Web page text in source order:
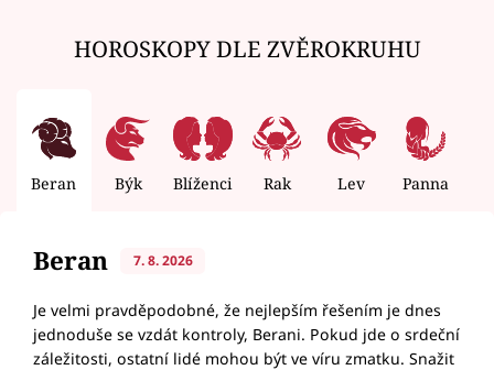
HOROSKOPY DLE ZVĚROKRUHU
Beran Býk Blíženci Rak Lev Panna
Beran 7. 8. 2026
Je velmi pravděpodobné, že nejlepším řešením je dnes
jednoduše se vzdát kontroly, Berani. Pokud jde o srdeční
záležitosti, ostatní lidé mohou být ve víru zmatku. Snažit